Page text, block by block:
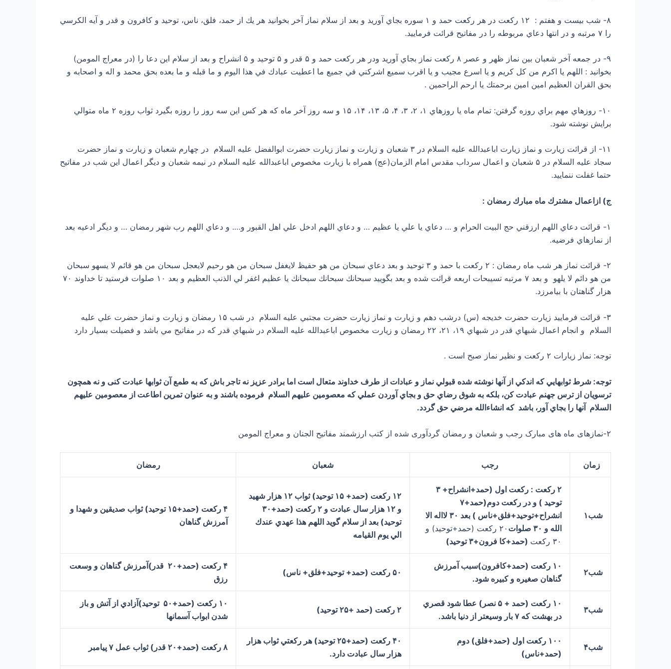
۸- شب بيست و هفتم : ۱۲ ركعت در هر ركعت حمد و ۱ سوره بجاي آورید و بعد از سلام نماز آخر بخوانيد هر يك از حمد، فلق، ناس، توحيد و كافرون و قدر و آيه الكرسي
را ۷ مرتبه و در انتها دعاي مربوطه را در مفاتيح قرائت فرماييد.
۹- در جمعه آخر شعبان بين نماز ظهر و عصر ۸ ركعت نماز بجاي آوريد ودر هر ركعت حمد و ۵ قدر و ۵ توحيد و ۵ انشراح و بعد از سلام اين دعا را (در معراج المومن)
بخوانيد : اللهم يا اكرم من كل كريم و يا اسرع مجيب و يا اقرب سميع اشركني في جميع ما اعطيت عبادك في هذا اليوم و ما قبله و ما بعده بحق محمد و اله و اصحابه و
بحق القران العظيم امين امين برحمتك يا ارحم الراحمين .
۱۰- روزهاي مهم براي روزه گرفتن: تمام ماه يا روزهاي ۱، ۲، ۳، ۴، ۵، ۱۳، ۱۴، ۱۵ و سه روز آخر ماه كه هر كس اين سه روز را روزه بگيرد ثواب روزه ۲ ماه متوالي
برايش نوشته شود.
۱۱- از قرائت زيارت و نماز زيارت اباعبدالله علیه السلام در ۳ شعبان و زيارت و نماز زيارت حضرت ابوالفضل علیه السلام در چهارم شعبان و زيارت و نماز حضرت
سجاد علیه السلام در ۵ شعبان و اعمال سرداب مقدس امام الزمان(عج) همراه با زيارت مخصوص اباعبدالله علیه السلام در نيمه شعبان و ديگر اعمال اين شب در مفاتيح
حتما غفلت ننماييد.
ج) ازاعمال مشترك ماه مبارك رمضان :
۱- قرائت دعاي اللهم ارزقني حج البيت الحرام و … دعاي يا علي يا عظيم … و دعاي اللهم ادخل علي اهل القبور و…. و دعاي اللهم رب شهر رمضان … و ديگر ادعيه بعد
از نمازهاي فرضيه.
۲- قرائت نماز هر شب ماه رمضان : ۲ ركعت با حمد و ۳ توحيد و بعد دعاي سبحان من هو حفيظ لايغفل سبحان من هو رحيم لايعجل سبحان من هو قائم لا يسهو سبحان
من هو دائم لا یلهو و بعد ۷ مرتبه تسيبحات اربعه قرائت شده و بعد بگوييد سبحانك سبحانك سبحانك يا عظيم اغفر لي الذنب العظيم و بعد ۱۰ صلوات فرستيد تا خداوند ۷۰
هزار گناهتان با بيامرزد.
۳- قرائت فرماييد زيارت حضرت خديجه (س) درشب دهم و زيارت و نماز زيارت حضرت مجتبي علیه السلام در شب ۱۵ رمضان و زيارت و نماز حضرت علي علیه
السلام و انجام اعمال شبهاي قدر در شبهاي ۱۹، ۲۱، ۲۲ رمضان و زيارت مخصوص اباعبدالله علیه السلام در شبهاي قدر كه در مفاتيح مي باشد و فضيلت بسيار دارد
توجه: نماز زيارات ۲ ركعت و نظير نماز صبح است .
توجه: شرط ثوابهايي كه اندكي از آنها نوشته شده قبولي نماز و عبادات از طرف خداوند متعال است اما برادر عزيز نه تاجر باش كه به طمع آن ثوابها عبادت كنی و نه همچون
ترسويان از ترس جهنم عبادت كن، بلكه به شوق رضاي حق و بجاي آوردن عملي كه معصومین علیهم السلام فرموده باشند و به عنوان تمرين اطاعت از معصومين علیهم
السلام آنها را بجاي آور، باشد که انشاءالله مرضي حق گردد.
۲-نمازهای ماه های مبارک رجب و شعبان و رمضان گردآوری شده از کتب ارزشمند مفاتیح الجنان و معراج المومن
زمان رجب شعبان رمضان
شب۱
۲ ركعت : رکعت اول (حمد+انشراح+ ۳
توحيد ) و در رکعت دوم
(حمد+۷
انشراح+توحید+فلق+ناس ) بعد ۳۰ لااله الا
الله و ۳۰ صلوات
۲۰ ركعت (حمد+توحيد) و
۳۰ ركعت
(حمد+كا فرون+۳ توحيد)
۱۲ ركعت (حمد+ ۱۵ توحيد) ثواب ۱۲ هزار شهيد
و ۱۲ هزار سال عبادت و ۲ ركعت (حمد+۳۰
توحيد) بعد از سلام گويد اللهم هذا عهدي عندك
الي يوم القيامه
۴ ركعت (حمد+۱۵ توحيد) ثواب صديقين و شهدا و
آمرزش گناهان
شب۲
۱۰ ركعت (حمد+كافرون)
سبب آمرزش
گناهان صغيره و كبيره شود.
۵۰ ركعت (حمد+ توحيد+فلق+ ناس)
۴ ركعت (حمد+۲۰ قدر)
آمرزش گناهان و وسعت
رزق
شب۳
۱۰ ركعت (حمد + ۵ نصر) عطا شود قصري
در بهشت كه ۷ بار وسيعتر از دنيا باشد.
۲ ركعت (حمد +۲۵ توحيد)
۱۰ ركعت (حمد+۵۰ توحيد)
آزادي از آتش و باز
شدن ابواب آسمانها
شب۴
۱۰۰ ركعت اول (حمد+فلق) دوم
(حمد+ناس)
۴۰ ركعت (حمد+۲۵ توحيد) هر ركعتي ثواب هزار
هزار سال عبادت دارد.
۸ ركعت (حمد+۲۰ قدر) ثواب عمل ۷ پيامبر